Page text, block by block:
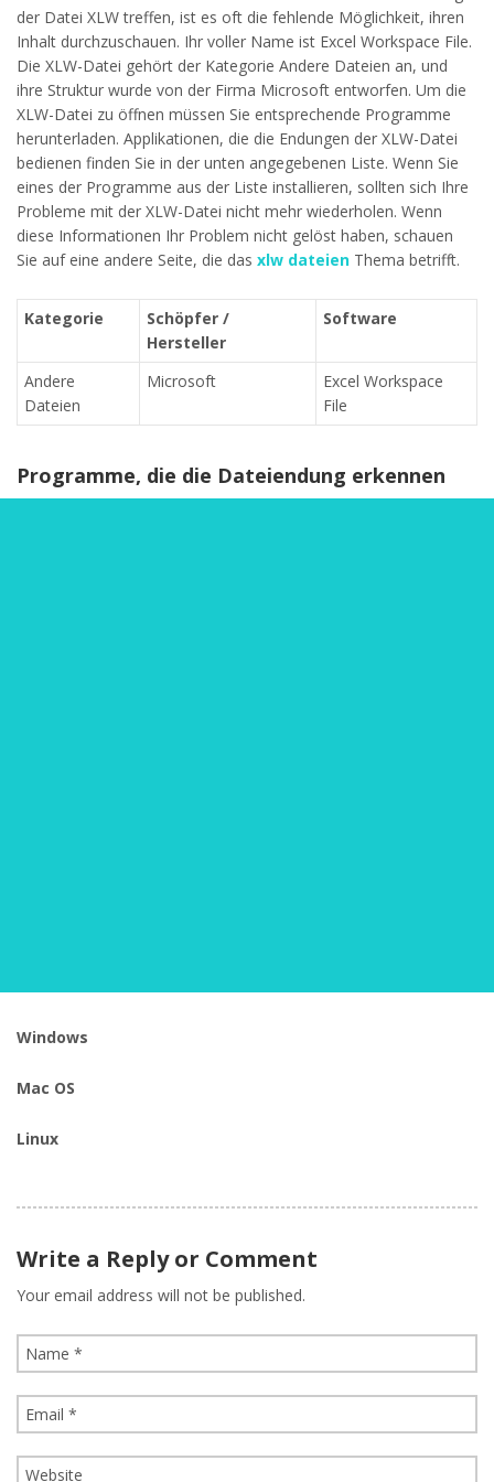
der Datei XLW treffen, ist es oft die fehlende Möglichkeit, ihren
Inhalt durchzuschauen. Ihr voller Name ist Excel Workspace File.
Die XLW-Datei gehört der Kategorie Andere Dateien an, und
ihre Struktur wurde von der Firma Microsoft entworfen. Um die
XLW-Datei zu öffnen müssen Sie entsprechende Programme
herunterladen. Applikationen, die die Endungen der XLW-Datei
bedienen finden Sie in der unten angegebenen Liste. Wenn Sie
eines der Programme aus der Liste installieren, sollten sich Ihre
Probleme mit der XLW-Datei nicht mehr wiederholen. Wenn
diese Informationen Ihr Problem nicht gelöst haben, schauen
Sie auf eine andere Seite, die das xlw dateien Thema betrifft.
Kategorie
Schöpfer /
Hersteller
Software
Andere
Dateien
Microsoft
Excel Workspace
File
Programme, die die Dateiendung erkennen
Windows
Mac OS
Linux
Write a Reply or Comment
Your email address will not be published.